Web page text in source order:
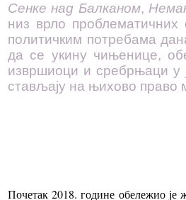
Сенке над Балканом,
низ врло проблематичних
политичким потребама
да се укину чињенице,
извршиоци и сребрњаци у
стављају на њихово право
Почетак 2018. године обележио је